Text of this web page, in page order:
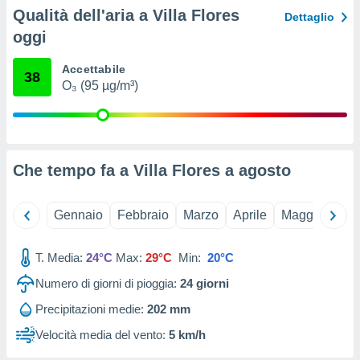
non
dei
simili
Qualità dell'aria a Villa Flores
oggi
Dettaglio
38 Accettabile
O₃ (95 µg/m³)
Che tempo fa a Villa Flores a agosto
Gennaio Febbraio Marzo Aprile Maggio
T. Media: 24°C Max: 29°C Min: 20°C
Numero di giorni di pioggia: 24giorni
Precipitazioni medie: 202 mm
Velocità media del vento: 5 km/h